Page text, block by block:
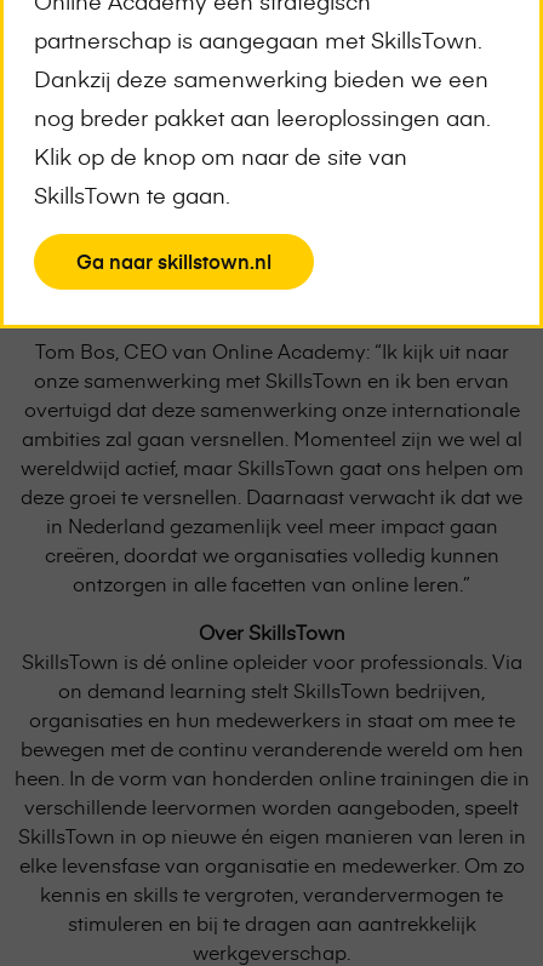
“Door de samenwerking met Online Academy zijn we in
staat om nog sneller en beter een koppeling met
erkende opleiders te maken. Hierdoor zullen onze online
trainingen nog beter aansluiten bij bestaande
opleidingen. Ook met ons populaire abonnement voor
managers en leidinggevenden kunnen we nu direct een
groeipad realiseren naar een volledig geaccrediteerde
MBA. Dit is uniek en een grote wens van onze klanten”,
Tom Bos, CEO van Online Academy: “Ik kijk uit naar
onze samenwerking met SkillsTown en ik ben ervan
overtuigd dat deze samenwerking onze internationale
ambities zal gaan versnellen. Momenteel zijn we wel al
wereldwijd actief, maar SkillsTown gaat ons helpen om
deze groei te versnellen. Daarnaast verwacht ik dat we
in Nederland gezamenlijk veel meer impact gaan
creëren, doordat we organisaties volledig kunnen
ontzorgen in alle facetten van online leren.”
Over SkillsTown
SkillsTown is dé online opleider voor professionals. Via
on demand learning stelt SkillsTown bedrijven,
organisaties en hun medewerkers in staat om mee te
bewegen met de continu veranderende wereld om hen
heen. In de vorm van honderden online trainingen die in
verschillende leervormen worden aangeboden, speelt
SkillsTown in op nieuwe én eigen manieren van leren in
elke levensfase van organisatie en medewerker. Om zo
kennis en skills te vergroten, verandervermogen te
stimuleren en bij te dragen aan aantrekkelijk
werkgeverschap.
partnerschap is aangegaan met SkillsTown.
Dankzij deze samenwerking bieden we een
nog breder pakket aan leeroplossingen aan.
Klik op de knop om naar de site van
SkillsTown te gaan.
View
page
Ga naar skillstown.nl